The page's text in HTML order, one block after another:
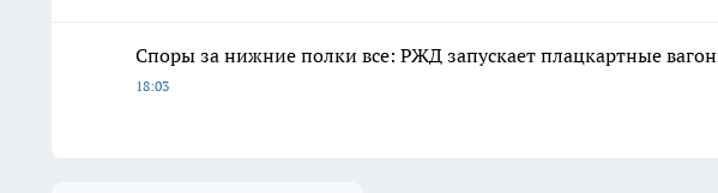
Споры за нижние полки все: РЖД запускает плацкартные
18:03